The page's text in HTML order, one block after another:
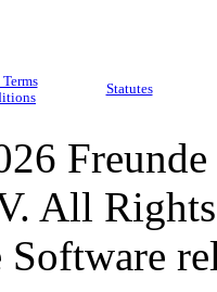
Statutes
All
Software